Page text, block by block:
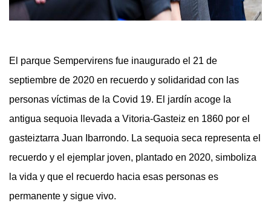
El parque Sempervirens fue inaugurado el 21 de
septiembre de 2020 en recuerdo y solidaridad con las
personas víctimas de la Covid 19. El jardín acoge la
antigua sequoia llevada a Vitoria-Gasteiz en 1860 por el
gasteiztarra Juan Ibarrondo. La sequoia seca representa el
recuerdo y el ejemplar joven, plantado en 2020, simboliza
la vida y que el recuerdo hacia esas personas es
permanente y sigue vivo.